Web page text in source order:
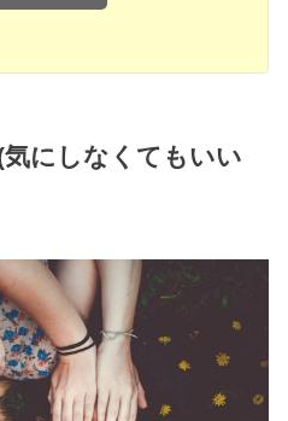
にしなくてもいい